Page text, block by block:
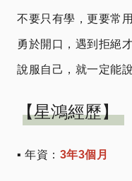
不要只有學，更要常
勇於開口，遇到拒絕
說服自己，就一定能
【星鴻經歷】
▪ 年資： 3年3個月